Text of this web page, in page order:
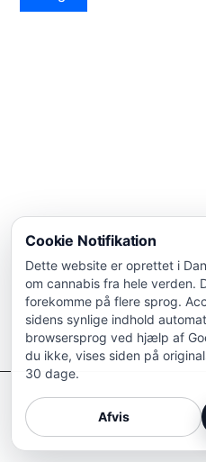
Cookie Notifikation
Dette website er oprettet i
om cannabis fra hele verden.
forekomme på flere sprog.
sidens synlige indhold
browsersprog ved hjælp af
du ikke, vises siden på
30 dage.
Afvis